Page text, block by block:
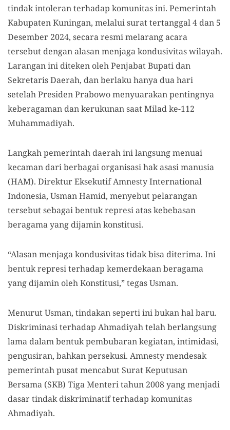
tindak intoleran terhadap komunitas ini. Pemerintah
Kabupaten Kuningan, melalui surat tertanggal 4 dan 5
Desember 2024, secara resmi melarang acara
tersebut dengan alasan menjaga kondusivitas wilayah.
Larangan ini diteken oleh Penjabat Bupati dan
Sekretaris Daerah, dan berlaku hanya dua hari
setelah Presiden Prabowo menyuarakan pentingnya
keberagaman dan kerukunan saat Milad ke-112
Muhammadiyah.
Langkah pemerintah daerah ini langsung menuai
kecaman dari berbagai organisasi hak asasi manusia
(HAM). Direktur Eksekutif Amnesty International
Indonesia, Usman Hamid, menyebut pelarangan
tersebut sebagai bentuk represi atas kebebasan
beragama yang dijamin konstitusi.
“Alasan menjaga kondusivitas tidak bisa diterima. Ini
bentuk represi terhadap kemerdekaan beragama
yang dijamin oleh Konstitusi,” tegas Usman.
Menurut Usman, tindakan seperti ini bukan hal baru.
Diskriminasi terhadap Ahmadiyah telah berlangsung
lama dalam bentuk pembubaran kegiatan, intimidasi,
pengusiran, bahkan persekusi. Amnesty mendesak
pemerintah pusat mencabut Surat Keputusan
Bersama (SKB) Tiga Menteri tahun 2008 yang menjadi
dasar tindak diskriminatif terhadap komunitas
Ahmadiyah.